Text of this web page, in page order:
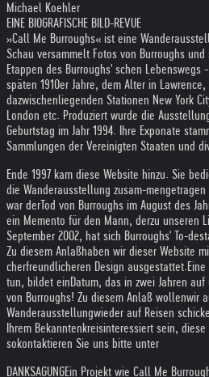
Michael Koehler
EINE BIOGRAFISCHE BILD-REVUE
»Call Me Burroughs« ist eine
Schau versammelt Fotos von Burroughs
Etappen des Burroughs' schen
späten 1910er Jahre, dem Alter in
dazwischenliegenden Stationen New York
London etc. Produziert wurde die
Geburtstag im Jahr 1994. Ihre Exponate
Sammlungen der Vereinigten Staaten und
Ende 1997 kam diese Website hinzu. Sie
die Wanderausstellung zusam-
war der Tod von Burroughs im August des
ein Memento für den Mann, derzu unseren
September 2002, hat sich Burroughs' To-
Zu diesem Anlaßhaben wir dieser Website
cherfreundlicheren Design ausgestattet.
tun, bildet ein Datum, das in zwei Jahren
von Burroughs! Zu diesem Anlaß wollenwir
Wanderausstellungwieder auf Reisen
Ihrem Bekanntenkreisinteressiert sein,
sokontaktieren Sie uns bitte unter
DANKSAGUNGEin Projekt wie Call Me